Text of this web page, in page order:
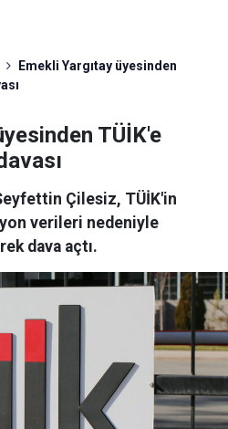
Emekli Yargıtay üyesinden
TÜİK'e
Çilesiz, TÜİK'in
verileri nedeniyle
dava açtı.